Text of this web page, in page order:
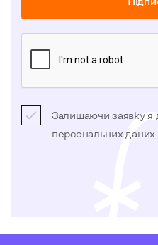
Залишаючи заявку я
персональних даних